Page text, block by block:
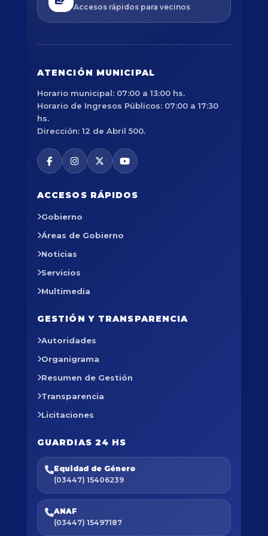
Accesos rápidos para vecinos
ATENCIÓN MUNICIPAL
Horario municipal: 07:00 a 13:00 hs.
Horario de Ingresos Públicos: 07:00 a 17:30
hs.
Dirección: 12 de Abril 500.
ACCESOS RÁPIDOS
Gobierno
Áreas de Gobierno
Noticias
Servicios
Multimedia
GESTIÓN Y TRANSPARENCIA
Autoridades
Organigrama
Resumen de Gestión
Transparencia
Licitaciones
GUARDIAS 24 HS
Equidad de Género
(03447) 15406239
ANAF
(03447) 15497187